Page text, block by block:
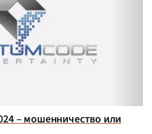
– мошенничество или